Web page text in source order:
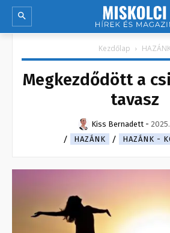
Kezdőlap
Megkezdődött a
tavasz
Kiss Bernadett -
HAZÁNK
HAZÁNK -